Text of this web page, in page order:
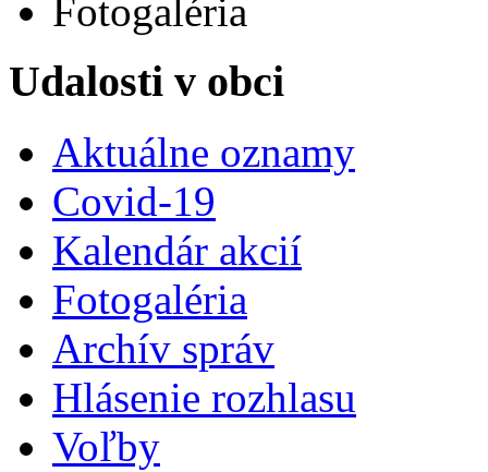
Fotogaléria
Udalosti v obci
Aktuálne oznamy
Covid-19
Kalendár akcií
Fotogaléria
Archív správ
Hlásenie rozhlasu
Voľby